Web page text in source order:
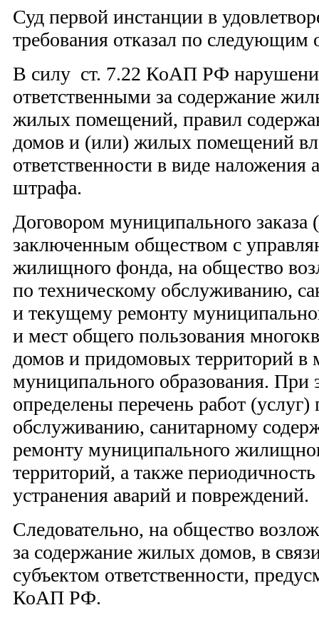
Суд первой инстанции в
требования отказал по следующим
В силу ст. 7.22 КоАП РФ
ответственными за содержание
жилых помещений, правил
домов и (или) жилых помещений
ответственности в виде наложения
штрафа.
Договором муниципального заказа
заключенным обществом с
жилищного фонда, на общество
по техническому обслуживанию,
и текущему ремонту
и мест общего пользования
домов и придомовых территорий в
муниципального образования. При
определены перечень работ
обслуживанию, санитарному
ремонту муниципального
территорий, а также
устранения аварий и повреждений.
Следовательно, на общество
за содержание жилых домов, в
субъектом ответственности,
КоАП РФ.